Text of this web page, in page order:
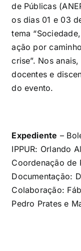
de Públicas
os dias 01 e 03
tema
ação por
crise”. Nos
docentes e
do evento.
Expediente –
IPPUR: Orlando
Coordenação de
Documentação:
Colaboração:
Pedro Prates e